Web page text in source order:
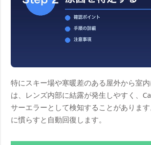
特にスキー場や寒暖差のある屋外から室
は、レンズ内部に結露が発生しやすく、
サーエラーとして検知することがありま
に慣らすと自動回復します。